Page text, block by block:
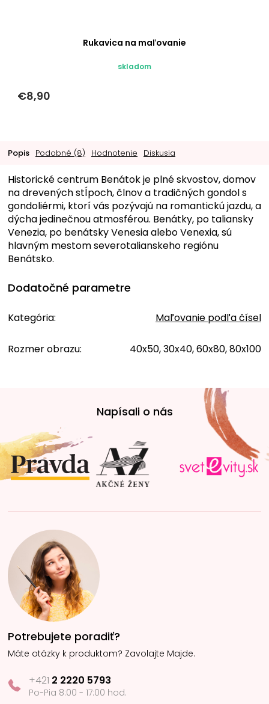
Rukavica na maľovanie
skladom
€8,90
Popis Podobné (8) Hodnotenie Diskusia
Historické centrum Benátok je plné skvostov, domov
na drevených stĺpoch, člnov a tradičných gondol s
gondoliérmi, ktorí vás pozývajú na romantickú jazdu, a
dýcha jedinečnou atmosférou. Benátky, po taliansky
Venezia, po benátsky Venesia alebo Venexia, sú
hlavným mestom severotalianskeho regiónu
Benátsko.
Dodatočné parametre
Kategória: Maľovanie podľa čísel
Rozmer obrazu: 40x50, 30x40, 60x80, 80x100
t
i
e
Napísali o nás
Potrebujete poradiť?
Máte otázky k produktom? Zavolajte Majde.
+421 2 2220 5793
Po-Pia 8:00 - 17:00 hod.